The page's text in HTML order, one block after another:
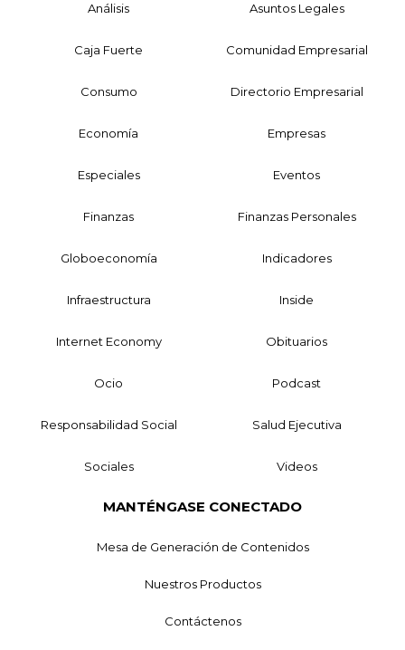
Análisis Asuntos Legales
Caja Fuerte Comunidad Empresarial
Consumo Directorio Empresarial
Economía Empresas
Especiales Eventos
Finanzas Finanzas Personales
Globoeconomía Indicadores
Infraestructura Inside
Internet Economy Obituarios
Ocio Podcast
Responsabilidad Social Salud Ejecutiva
Sociales Videos
MANTÉNGASE CONECTADO
Mesa de Generación de Contenidos
Nuestros Productos
Contáctenos